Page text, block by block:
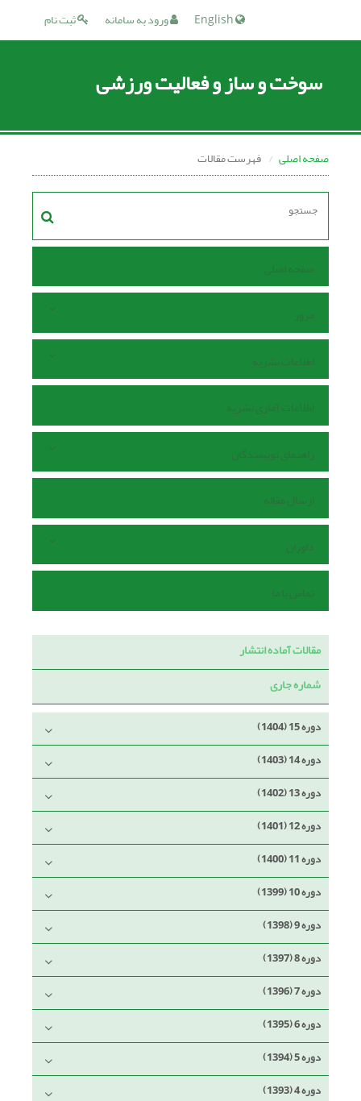
ثبت نام ورود به سامانه
سوخت و ساز و فعالیت ورزشی
صفحه اصلی فهرست مقالات
صفحه اصلی
مرور
اطلاعات نشریه
اطلاعات آماری نشریه
راهنمای نویسندگان
ارسال مقاله
داوران
تماس با ما
مقالات آماده انتشار
شماره جاری
دوره 15 (1404)
دوره 14 (1403)
دوره 13 (1402)
دوره 12 (1401)
دوره 11 (1400)
دوره 10 (1399)
دوره 9 (1398)
دوره 8 (1397)
دوره 7 (1396)
دوره 6 (1395)
دوره 5 (1394)
دوره 4 (1393)